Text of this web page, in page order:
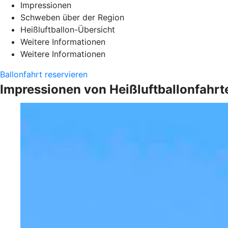
Impressionen
Schweben über der Region
Heißluftballon-Übersicht
Weitere Informationen
Weitere Informationen
Ballonfahrt reservieren
Impressionen von